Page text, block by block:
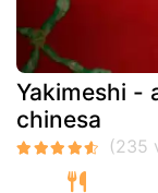
Yakimeshi -
chinesa